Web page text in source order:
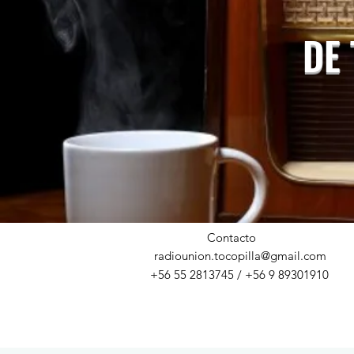
DE
Contacto
radiounion.tocopilla@gmail.com
+56 55 2813745 / +56 9 89301910